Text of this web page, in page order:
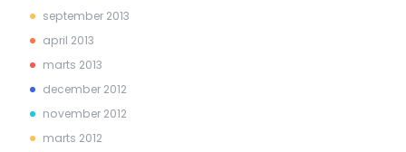
september 2013
april 2013
marts 2013
december 2012
november 2012
marts 2012